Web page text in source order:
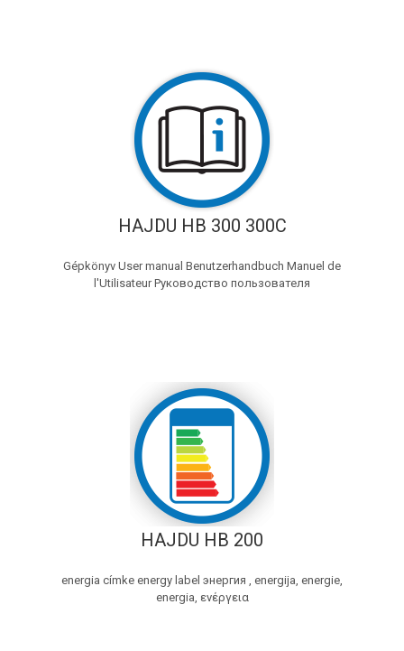
HAJDU HB 300 300C
Gépkönyv User manual Benutzerhandbuch Manuel de
l'Utilisateur Руководство пользователя
HAJDU HB 200
energia címke energy label энергия , energija, energie,
energia, ενέργεια